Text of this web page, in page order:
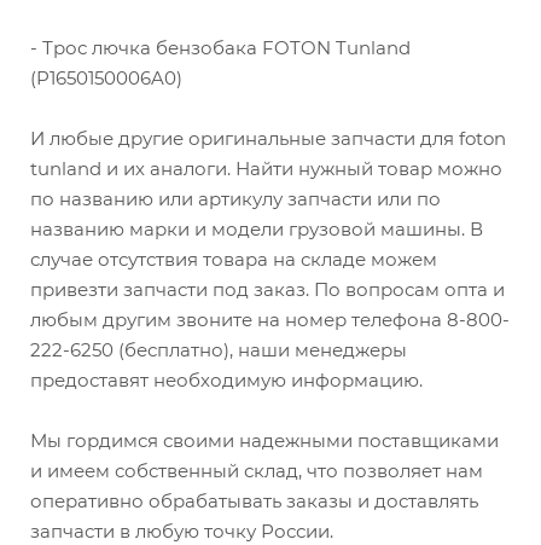
- Трос лючка бензобака FOTON Tunland
(P1650150006A0)
И любые другие оригинальные запчасти для foton
tunland и их аналоги. Найти нужный товар можно
по названию или артикулу запчасти или по
названию марки и модели грузовой машины. В
случае отсутствия товара на складе можем
привезти запчасти под заказ. По вопросам опта и
любым другим звоните на номер телефона 8-800-
222-6250 (бесплатно), наши менеджеры
предоставят необходимую информацию.
Мы гордимся своими надежными поставщиками
и имеем собственный склад, что позволяет нам
оперативно обрабатывать заказы и доставлять
запчасти в любую точку России.